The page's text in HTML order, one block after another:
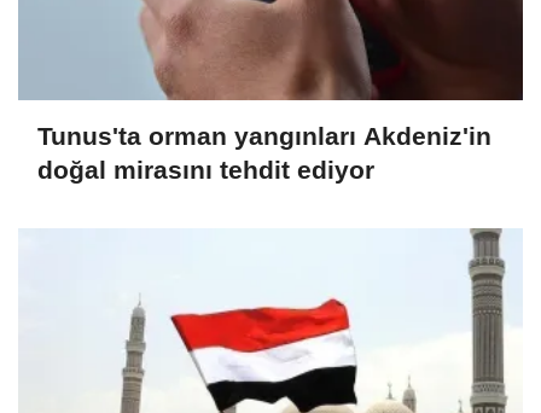
Tunus'ta orman yangınları Akdeniz'in
doğal mirasını tehdit ediyor